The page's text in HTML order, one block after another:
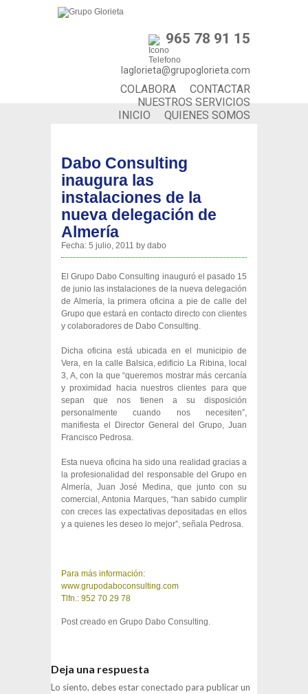
965 78 91 15
laglorieta@grupoglorieta.com
CONTACTAR
COLABORA
NUESTROS SERVICIOS
QUIENES SOMOS
INICIO
Dabo Consulting
inaugura las
instalaciones de la
nueva delegación de
Almería
Fecha: 5 julio, 2011 by dabo
El Grupo Dabo Consulting inauguró el pasado 15
de junio las instalaciones de la nueva delegación
de Almería, la primera oficina a pie de calle del
Grupo que estará en contacto directo con clientes
y colaboradores de Dabo Consulting.
Dicha oficina está ubicada en el municipio de
Vera, en la calle Balsica, edificio La Ribina, local
3, A, con la que “queremos mostrar más cercanía
y proximidad hacia nuestros clientes para que
sepan que nos tienen a su disposición
personalmente cuando nos necesiten”,
manifiesta el Director General del Grupo, Juan
Francisco Pedrosa.
Esta nueva oficina ha sido una realidad gracias a
la profesionalidad del responsable del Grupo en
Almería, Juan José Medina, que junto con su
comercial, Antonia Marques, “han sabido cumplir
con creces las expectativas depositadas en ellos
y a quienes les deseo lo mejor”, señala Pedrosa.
Para más información:
www.grupodaboconsulting.com
Tlfn.: 952 70 29 78
Post creado en Grupo Dabo Consulting.
Deja una respuesta
Lo siento, debes estar conectado para publicar un